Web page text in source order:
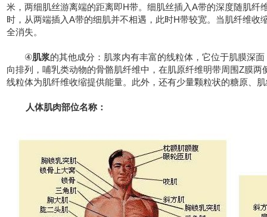
米，两细肌丝游离端的距离即H带。细肌丝插入A带的深度随肌纤
时，从两端插入A带的细肌并不相遇，此时H带较宽。当肌纤维收
全消失。
④肌浆的其他成分：肌浆内有丰富的线粒体，它位于肌膜深
向排列，哺乳类动物的骨骼肌纤维中，在肌原纤维明带周围Z膜
线粒体为肌纤维收缩提供能量。此外，还有少量颗粒状的糖原、
人体肌肉部位名称：